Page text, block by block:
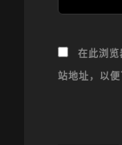
在此浏览
站地址，以便